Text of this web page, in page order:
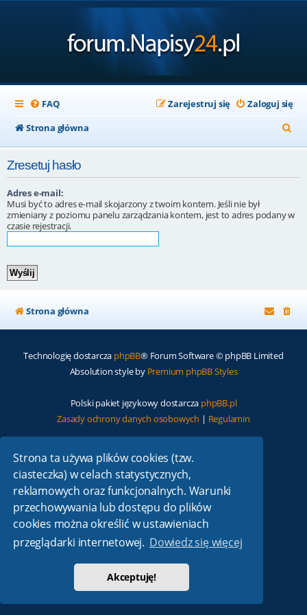
Strona ta używa plików cookies (tzw.
ciasteczka) w celach statystycznych,
reklamowych oraz funkcjonalnych. Warunki
przechowywania lub dostępu do plików
cookies można określić w ustawieniach
przeglądarki internetowej. Dowiedz się więcej
Akceptuję!
FAQ Zaloguj się
Zarejestruj się
Strona główna
z
Zresetuj hasło
Adres e-mail:
Musi być to adres e-mail skojarzony z twoim kontem. Jeśli nie był
zmieniany z poziomu panelu zarządzania kontem, jest to adres podany w
czasie rejestracji.
Strona główna
Technologię dostarcza phpBB® Forum Software © phpBB Limited
Absolution style by Premium phpBB Styles
Polski pakiet językowy dostarcza phpBB.pl
Zasady ochrony danych osobowych | Regulamin